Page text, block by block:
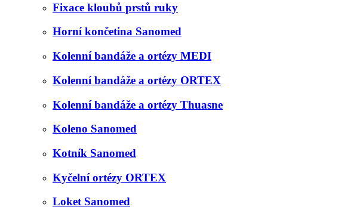
Fixace kloubů prstů ruky
Horní končetina Sanomed
Kolenní bandáže a ortézy MEDI
Kolenní bandáže a ortézy ORTEX
Kolenní bandáže a ortézy Thuasne
Koleno Sanomed
Kotník Sanomed
Kyčelní ortézy ORTEX
Loket Sanomed